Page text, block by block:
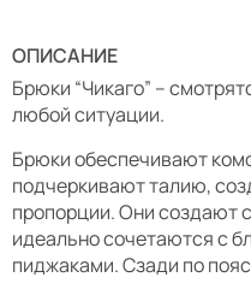
ОПИСАНИЕ
Брюки “Чикаго” –
любой ситуации.
Брюки обеспечивают
подчеркивают талию,
пропорции. Они создают
идеально сочетаются с
пиджаками. Сзади по